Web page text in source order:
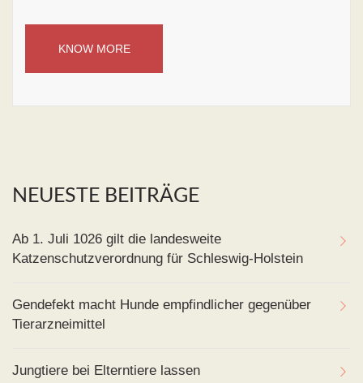
KNOW MORE
NEUESTE BEITRÄGE
Ab 1. Juli 1026 gilt die landesweite
Katzenschutzverordnung für Schleswig-Holstein
Gendefekt macht Hunde empfindlicher gegenüber
Tierarzneimittel
Jungtiere bei Elterntiere lassen